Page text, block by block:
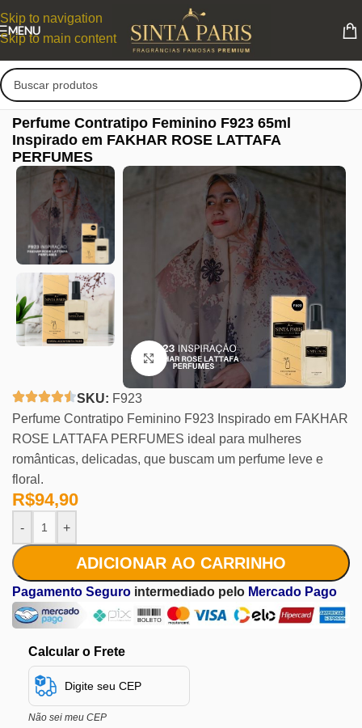
Skip to navigation
Skip to main content
MENU
Perfume Contratipo Feminino F923 65ml
Inspirado em FAKHAR ROSE LATTAFA
PERFUMES
Clique para ampliar
SKU: F923
Perfume Contratipo Feminino F923 Inspirado em FAKHAR
ROSE LATTAFA PERFUMES ideal para mulheres
românticas, delicadas, que buscam um perfume leve e
floral.
R$94,90
- +
ADICIONAR AO CARRINHO
Pagamento Seguro intermediado pelo Mercado Pago
Calcular o Frete
Não sei meu CEP